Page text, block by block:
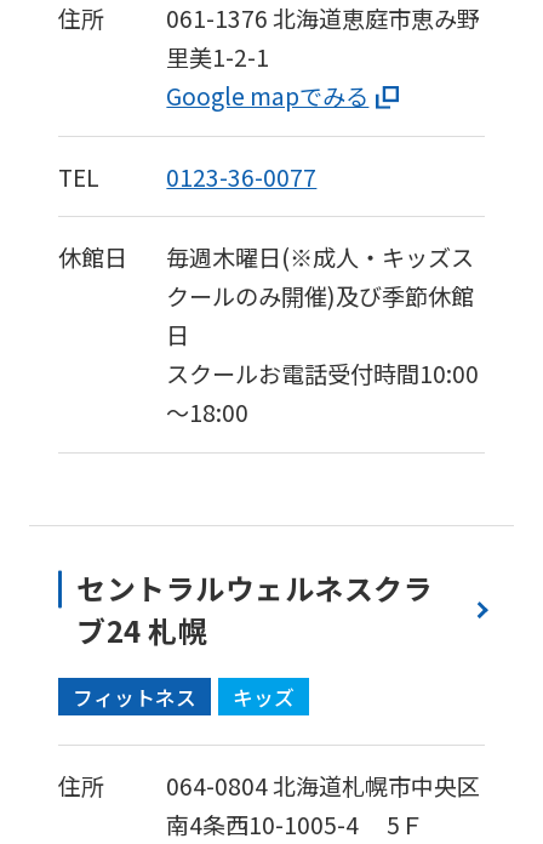
住所 061-1376北海道恵庭市恵み野
里美1-2-1
Google mapでみる
TEL 0123-36-0077
休館日
毎週木曜日(※成人・キッズス
クールのみ開催)及び季節休館
日
スクールお電話受付時間10:00
～18:00
セントラルウェルネスクラ
ブ24 札幌
フィットネス キッズ
住所 064-0804北海道札幌市中央区
南4条西10-1005-4
5Ｆ